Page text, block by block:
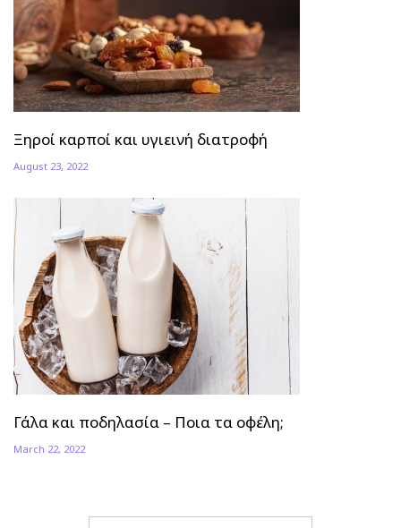
Ξηροί καρποί και υγιεινή διατροφή
August 23, 2022
Γάλα και ποδηλασία – Ποια τα οφέλη;
March 22, 2022